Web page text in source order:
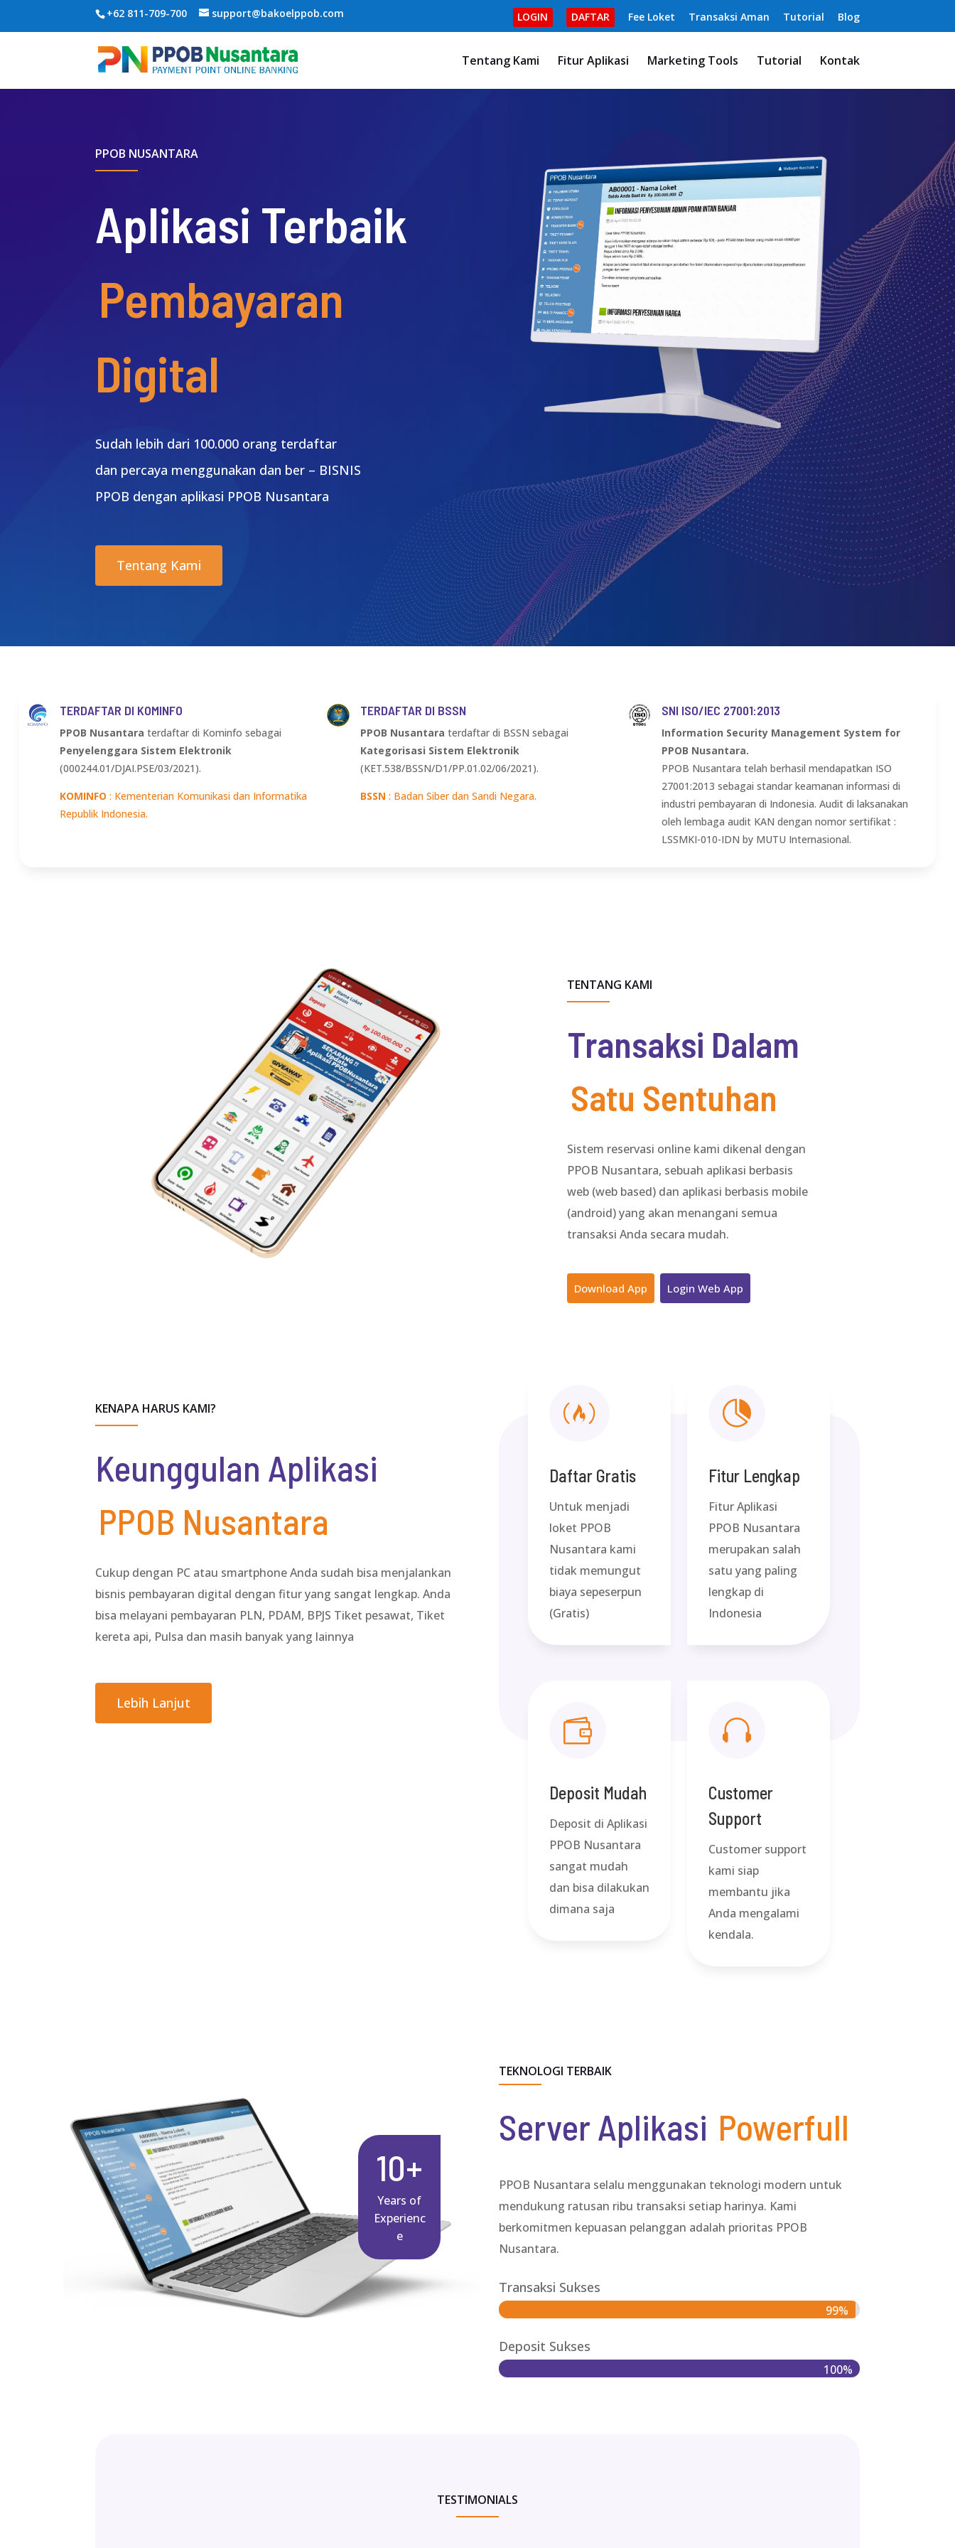
+62 811-709-700 support@bakoelppob.com LOGIN DAFTAR Fee Loket Transaksi Aman Tutorial Blog
Tentang Kami Fitur Aplikasi Marketing Tools Tutorial Kontak
PPOB NUSANTARA
Aplikasi Terbaik
Pembayaran
Digital
Sudah lebih dari 100.000 orang terdaftar
dan percaya menggunakan dan ber – BISNIS
PPOB dengan aplikasi PPOB Nusantara
Tentang Kami
TERDAFTAR DI KOMINFO
PPOB Nusantaraterdaftar di Kominfo sebagai
Penyelenggara Sistem Elektronik
(000244.01/DJAI.PSE/03/2021).
KOMINFO : Kementerian Komunikasi dan Informatika
Republik Indonesia.
TERDAFTAR DI BSSN
PPOB Nusantaraterdaftar di BSSN sebagai
Kategorisasi Sistem Elektronik
(KET.538/BSSN/D1/PP.01.02/06/2021).
BSSN : Badan Siber dan Sandi Negara.
SNI ISO/IEC 27001:2013
Information Security Management System for
PPOB Nusantara.
PPOB Nusantara telah berhasil mendapatkan ISO
27001:2013 sebagai standar keamanan informasi di
industri pembayaran di Indonesia. Audit di laksanakan
oleh lembaga audit KAN dengan nomor sertifikat :
LSSMKI-010-IDN by MUTU Internasional.
TENTANG KAMI
Transaksi Dalam
Satu Sentuhan
Sistem reservasi online kami dikenal dengan
PPOB Nusantara, sebuah aplikasi berbasis
web (web based) dan aplikasi berbasis mobile
(android) yang akan menangani semua
transaksi Anda secara mudah.
Download App Login Web App
KENAPA HARUS KAMI?
Keunggulan Aplikasi
PPOB Nusantara
Cukup dengan PC atau smartphone Anda sudah bisa menjalankan
bisnis pembayaran digital dengan fitur yang sangat lengkap. Anda
bisa melayani pembayaran PLN, PDAM, BPJS Tiket pesawat, Tiket
kereta api, Pulsa dan masih banyak yang lainnya
Lebih Lanjut

Daftar Gratis
Untuk menjadi
loket PPOB
Nusantara kami
tidak memungut
biaya sepeserpun
(Gratis)

Deposit Mudah
Deposit di Aplikasi
PPOB Nusantara
sangat mudah
dan bisa dilakukan
dimana saja

Fitur Lengkap
Fitur Aplikasi
PPOB Nusantara
merupakan salah
satu yang paling
lengkap di
Indonesia

Customer
Support
Customer support
kami siap
membantu jika
Anda mengalami
kendala.
10+
Years of
Experienc
e
TEKNOLOGI TERBAIK
Server Aplikasi Powerfull
PPOB Nusantara selalu menggunakan teknologi modern untuk
mendukung ratusan ribu transaksi setiap harinya. Kami
berkomitmen kepuasan pelanggan adalah prioritas PPOB
Nusantara.
Transaksi Sukses
99%
Deposit Sukses
100%
TESTIMONIALS